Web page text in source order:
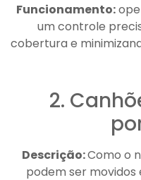
Funcionamento:
um controle
cobertura e
2.
Descrição:Como o
podem ser